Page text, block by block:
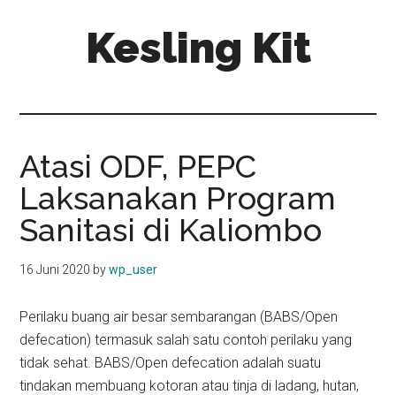
Kesling Kit
Atasi ODF, PEPC
Laksanakan Program
Sanitasi di Kaliombo
16 Juni 2020 bywp_user
Perilaku buang air besar sembarangan (BABS/Open
defecation) termasuk salah satu contoh perilaku yang
tidak sehat. BABS/Open defecation adalah suatu
tindakan membuang kotoran atau tinja di ladang, hutan,